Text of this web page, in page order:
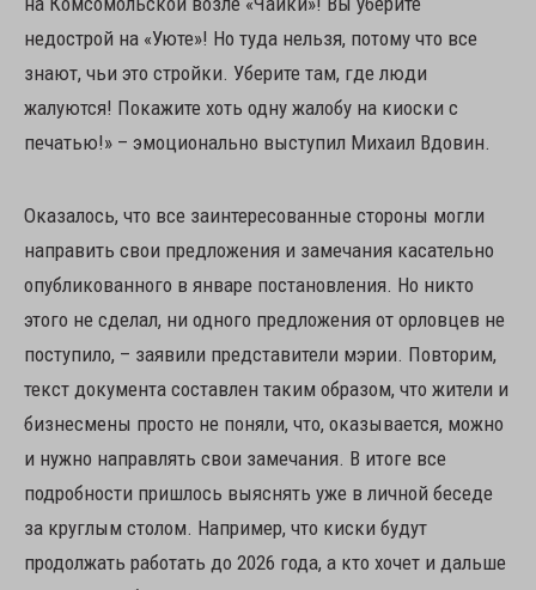
недострой на «Уюте»! Но туда нельзя, потому что все
знают, чьи это стройки. Уберите там, где люди
жалуются! Покажите хоть одну жалобу на киоски с
печатью!» – эмоционально выступил Михаил Вдовин.
Оказалось, что все заинтересованные стороны могли
направить свои предложения и замечания касательно
опубликованного в январе постановления. Но никто
этого не сделал, ни одного предложения от орловцев не
поступило, – заявили представители мэрии. Повторим,
текст документа составлен таким образом, что жители и
бизнесмены просто не поняли, что, оказывается, можно
и нужно направлять свои замечания. В итоге все
подробности пришлось выяснять уже в личной беседе
за круглым столом. Например, что киски будут
продолжать работать до 2026 года, а кто хочет и дальше